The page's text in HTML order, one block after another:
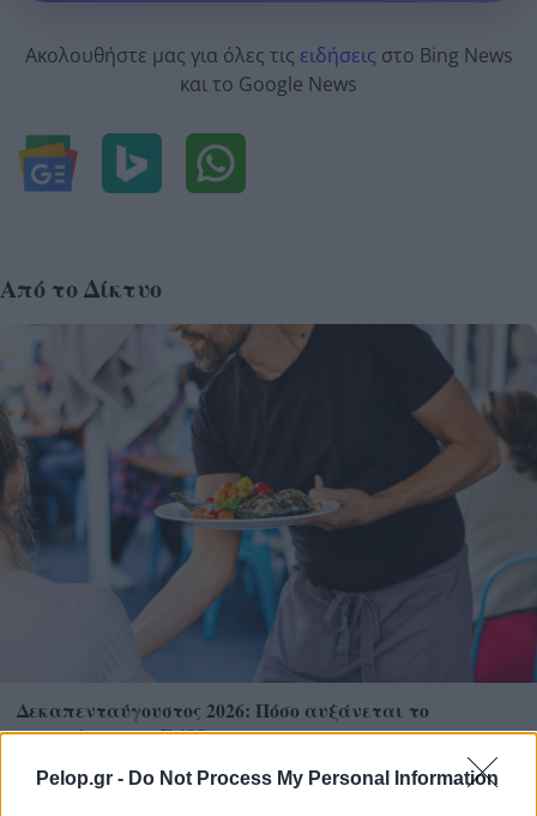
Pelop.gr - Do Not Process My Personal Information
Ακολουθήστε μας για όλες τις ειδήσεις στο Bing News
και το Google News
Από το Δίκτυο
Δεκαπενταύγουστος 2026: Πόσο αυξάνεται το
μεροκάματο το Σάββατο